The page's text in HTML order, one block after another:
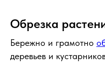
Обрезка
Бережно и грамотно
деревьев и